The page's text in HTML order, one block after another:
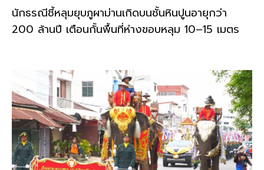
นักธรณีชี้หลุมยุบภูผาม่านเกิดบนชั้นหินปูนอายุกว่า
200 ล้านปี เตือนกั้นพื้นที่ห่างขอบหลุม 10–15 เมตร